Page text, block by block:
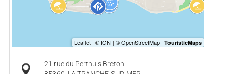
21 rue du Perthuis Breton